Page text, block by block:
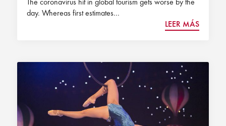
day. Whereas first estimates...
LEER MÁS